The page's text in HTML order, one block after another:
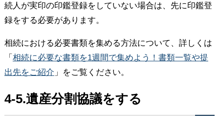
続人が実印の印鑑登録をしていない場合は、先に印鑑登
録をする必要があります。
相続における必要書類を集める方法について、詳しくは
「 相続に必要な書類を1週間で集めよう！書類一覧や提
出先をご紹介 」をご覧ください。
4-5.遺産分割協議をする